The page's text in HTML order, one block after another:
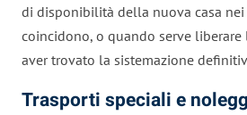
di disponibilità della nuova casa nei
coincidono, o quando serve liberare
aver trovato la sistemazione
Trasporti speciali e